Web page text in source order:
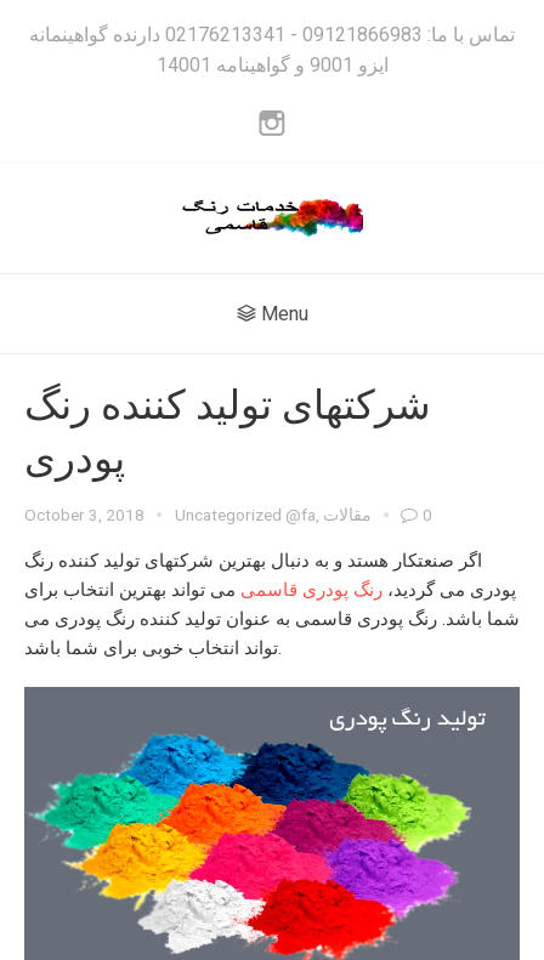
تماس با ما: 09121866983 - 02176213341 دارنده گواهینمانه
ایزو 9001 و گواهینامه 14001
Menu
شرکتهای تولید کننده رنگ
پودری
October 3, 2018 Uncategorized @fa مقالات 0
اگر صنعتکار هستد و به دنبال بهترین شرکتهای تولید کننده رنگ
پودری می گردید، رنگ پودری قاسمی می تواند بهترین انتخاب برای
شما باشد. رنگ پودری قاسمی به عنوان تولید کننده رنگ پودری می
تواند انتخاب خوبی برای شما باشد.